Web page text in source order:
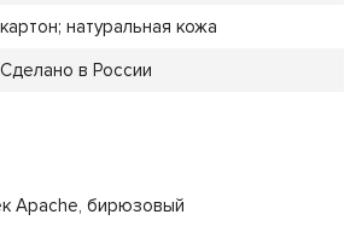
картон; натуральная кожа
Сделано в России
Apache, бирюзовый